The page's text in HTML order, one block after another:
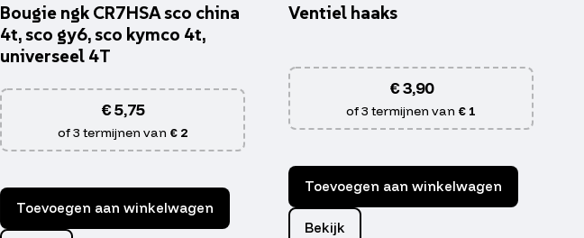
Bougie ngk CR7HSA sco china
4t, sco gy6, sco kymco 4t,
universeel 4T
€5,75
of 3 termijnen van € 2
Toevoegen aan winkelwagen
Ventiel haaks
€3,90
of 3 termijnen van € 1
Toevoegen aan winkelwagen
Bekijk